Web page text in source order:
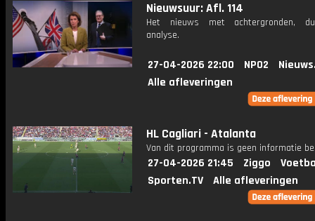
Nieuwsuur: Afl. 114
Het nieuws met achtergronden,
analyse.
27-04-2026 22:00 NPO2
Alle afleveringen
HL Cagliari - Atalanta
Van dit programma is geen informatie
27-04-2026 21:45 Ziggo
Sporten.TV
Alle afleveringen